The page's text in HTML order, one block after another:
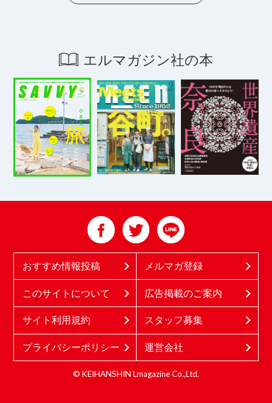
エルマガジン社の本
おすすめ情報投稿 メルマガ登録
このサイトについて 広告掲載のご案内
サイト利用規約 スタッフ募集
プライバシーポリシー 運営会社
© KEIHANSHIN Lmagazine Co.,Ltd.